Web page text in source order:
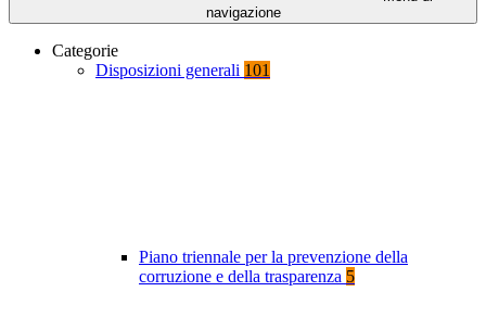
navigazione
Categorie
Disposizioni generali 101
Piano triennale per la prevenzione della
corruzione e della trasparenza 5